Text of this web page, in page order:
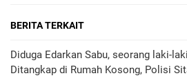
BERITA TERKAIT
Diduga Edarkan Sabu, seorang laki-laki
Ditangkap di Rumah Kosong, Polisi